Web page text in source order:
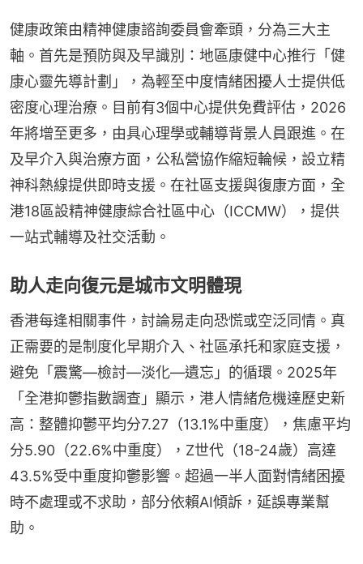
健康政策由精神健康諮詢委員會牽頭，分為三大主
軸。首先是預防與及早識別：地區康健中心推行「健
康心靈先導計劃」，為輕至中度情緒困擾人士提供低
密度心理治療。目前有3個中心提供免費評估，2026
年將增至更多，由具心理學或輔導背景人員跟進。在
及早介入與治療方面，公私營協作縮短輪候，設立精
神科熱線提供即時支援。在社區支援與復康方面，全
港18區設精神健康綜合社區中心（ICCMW），提供
一站式輔導及社交活動。
助人走向復元是城市文明體現
香港每逢相關事件，討論易走向恐慌或空泛同情。真
正需要的是制度化早期介入、社區承托和家庭支援，
避免「震驚—檢討—淡化—遺忘」的循環。2025年
「全港抑鬱指數調查」顯示，港人情緒危機達歷史新
高：整體抑鬱平均分7.27（13.1%中重度），焦慮平均
分5.90（22.6%中重度），Z世代（18-24歲）高達
43.5%受中重度抑鬱影響。超過一半人面對情緒困擾
時不處理或不求助，部分依賴AI傾訴，延誤專業幫
助。